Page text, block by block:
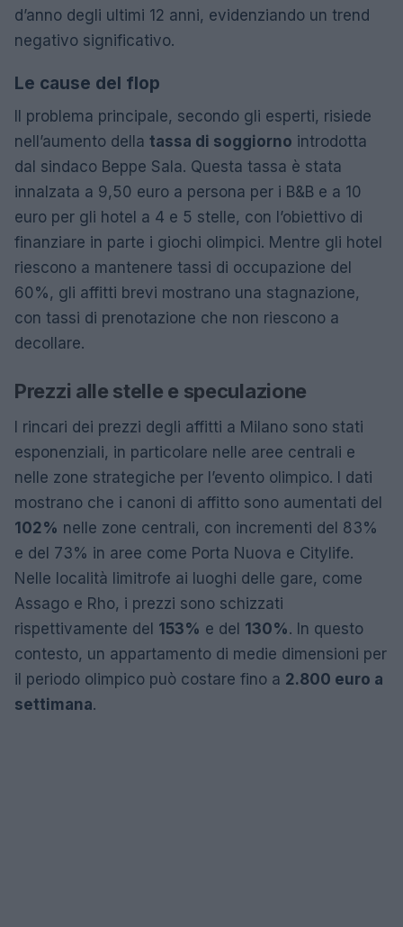
d’anno degli ultimi 12 anni, evidenziando un trend
negativo significativo.
Le cause del flop
Il problema principale, secondo gli esperti, risiede
nell’aumento della tassa di soggiorno introdotta
dal sindaco Beppe Sala. Questa tassa è stata
innalzata a 9,50 euro a persona per i B&B e a 10
euro per gli hotel a 4 e 5 stelle, con l’obiettivo di
finanziare in parte i giochi olimpici. Mentre gli hotel
riescono a mantenere tassi di occupazione del
60%, gli affitti brevi mostrano una stagnazione,
con tassi di prenotazione che non riescono a
decollare.
Prezzi alle stelle e speculazione
I rincari dei prezzi degli affitti a Milano sono stati
esponenziali, in particolare nelle aree centrali e
nelle zone strategiche per l’evento olimpico. I dati
mostrano che i canoni di affitto sono aumentati del
102% nelle zone centrali, con incrementi del 83%
e del 73% in aree come Porta Nuova e Citylife.
Nelle località limitrofe ai luoghi delle gare, come
Assago e Rho, i prezzi sono schizzati
rispettivamente del 153% e del 130%. In questo
contesto, un appartamento di medie dimensioni per
il periodo olimpico può costare fino a 2.800 euro a
settimana.